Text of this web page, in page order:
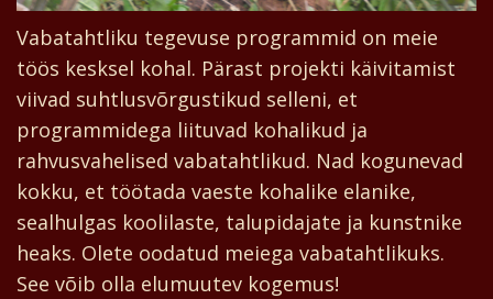
Vabatahtliku tegevuse programmid on meie
töös kesksel kohal. Pärast projekti käivitamist
viivad suhtlusvõrgustikud selleni, et
programmidega liituvad kohalikud ja
rahvusvahelised vabatahtlikud. Nad kogunevad
kokku, et töötada vaeste kohalike elanike,
sealhulgas koolilaste, talupidajate ja kunstnike
heaks. Olete oodatud meiega vabatahtlikuks.
See võib olla elumuutev kogemus!